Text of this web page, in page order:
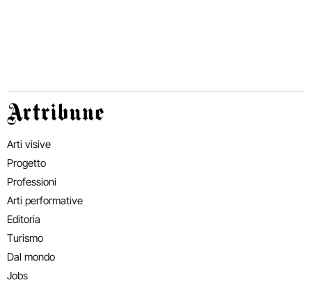
Artribune
Arti visive
Progetto
Professioni
Arti performative
Editoria
Turismo
Dal mondo
Jobs